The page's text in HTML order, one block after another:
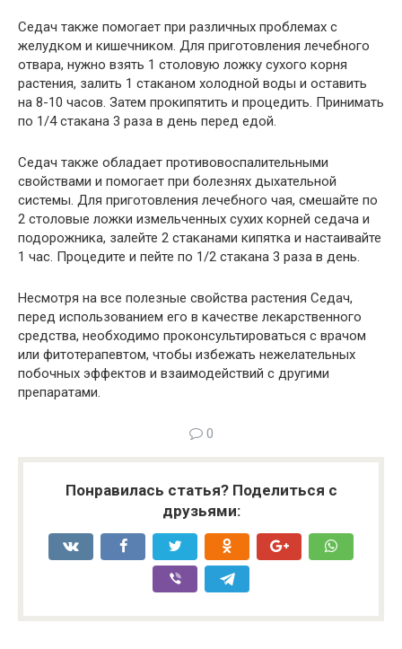
Седач также помогает при различных проблемах с
желудком и кишечником. Для приготовления лечебного
отвара, нужно взять 1 столовую ложку сухого корня
растения, залить 1 стаканом холодной воды и оставить
на 8-10 часов. Затем прокипятить и процедить. Принимать
по 1/4 стакана 3 раза в день перед едой.
Седач также обладает противовоспалительными
свойствами и помогает при болезнях дыхательной
системы. Для приготовления лечебного чая, смешайте по
2 столовые ложки измельченных сухих корней седача и
подорожника, залейте 2 стаканами кипятка и настаивайте
1 час. Процедите и пейте по 1/2 стакана 3 раза в день.
Несмотря на все полезные свойства растения Седач,
перед использованием его в качестве лекарственного
средства, необходимо проконсультироваться с врачом
или фитотерапевтом, чтобы избежать нежелательных
побочных эффектов и взаимодействий с другими
препаратами.
0
Понравилась статья? Поделиться с
друзьями: